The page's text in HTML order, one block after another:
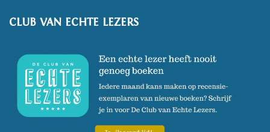
CLUB VAN ECHTE LEZERS